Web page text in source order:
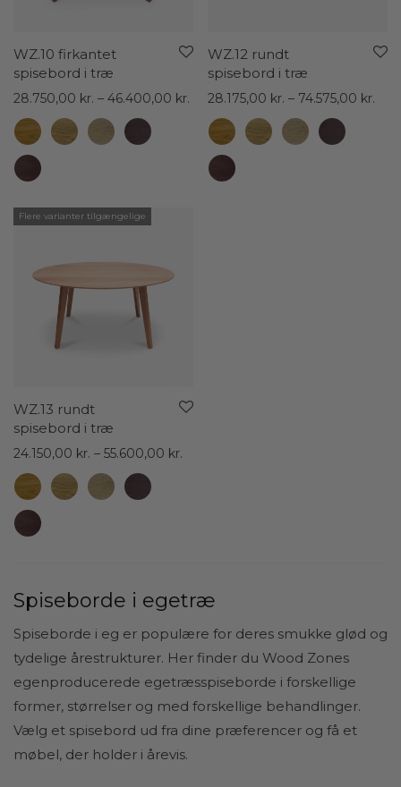
WZ.10 firkantet
spisebord i træ
28.750,00 kr. – 46.400,00 kr. Prisinterval:
28.750,00 kr.
46.400,00 kr.
WZ.12 rundt
spisebord i træ
28.175,00 kr. – 74.575,00 kr.
Flere varianter tilgængelige
WZ.13 rundt
spisebord i træ
24.150,00 kr. – 55.600,00 kr.
Spiseborde i egetræ
Spiseborde i eg er populære for deres smukke glød og
tydelige årestrukturer. Her finder du Wood Zones
egenproducerede egetræsspiseborde i forskellige
former, størrelser og med forskellige behandlinger.
Vælg et spisebord ud fra dine præferencer og få et
møbel, der holder i årevis.